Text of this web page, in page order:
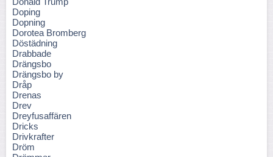
Doping
Dopning
Dorotea Bromberg
Döstädning
Drabbade
Drängsbo
Drängsbo by
Dråp
Drenas
Drev
Dreyfusaffären
Dricks
Drivkrafter
Dröm